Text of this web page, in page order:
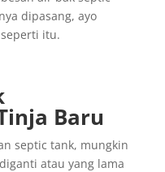
dipasang, ayo
itu.
Baru
septic tank, mungkin
atau yang lama